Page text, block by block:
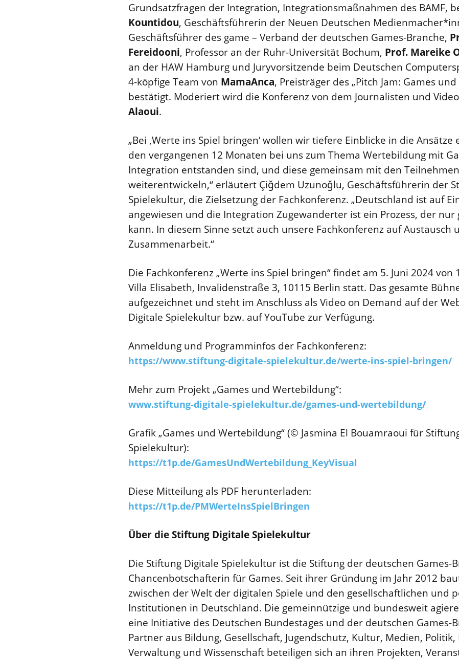
Grundsatzfragen der Integration, Integrationsmaßnahmen des BAMF,
Kountidou, Geschäftsführerin der Neuen Deutschen
Geschäftsführer des game – Verband der deutschen Games-Branche,
Fereidooni, Professor an der Ruhr-Universität Bochum, Prof. Mareike
an der HAW Hamburg und Juryvorsitzende beim Deutschen
4-köpfige Team von MamaAnca, Preisträger des „Pitch Jam: Games
bestätigt. Moderiert wird die Konferenz von dem Journalisten und
Alaoui.
„Bei ‚Werte ins Spiel bringen‘ wollen wir tiefere Einblicke in die
den vergangenen 12 Monaten bei uns zum Thema Wertebildung mit
Integration entstanden sind, und diese gemeinsam mit den
weiterentwickeln,“ erläutert Çiğdem Uzunoğlu, Geschäftsführerin der
Spielekultur, die Zielsetzung der Fachkonferenz. „Deutschland ist auf
angewiesen und die Integration Zugewanderter ist ein Prozess, der nur
kann. In diesem Sinne setzt auch unsere Fachkonferenz auf Austausch
Zusammenarbeit.“
Die Fachkonferenz „Werte ins Spiel bringen“ findet am 5. Juni 2024 von
Villa Elisabeth, Invalidenstraße 3, 10115 Berlin statt. Das gesamte
aufgezeichnet und steht im Anschluss als Video on Demand auf der
Digitale Spielekultur bzw. auf YouTube zur Verfügung.
Anmeldung und Programminfos der Fachkonferenz:
https://www.stiftung-digitale-spielekultur.de/werte-ins-spiel-bringen/
Mehr zum Projekt „Games und Wertebildung“:
www.stiftung-digitale-spielekultur.de/games-und-wertebildung/
Grafik „Games und Wertebildung“ (© Jasmina El Bouamraoui für
Spielekultur):
https://t1p.de/GamesUndWertebildung_KeyVisual
Diese Mitteilung als PDF herunterladen:
https://t1p.de/PMWerteInsSpielBringen
Über die Stiftung Digitale Spielekultur
Die Stiftung Digitale Spielekultur ist die Stiftung der deutschen Games-
Chancenbotschafterin für Games. Seit ihrer Gründung im Jahr 2012
zwischen der Welt der digitalen Spiele und den gesellschaftlichen und
Institutionen in Deutschland. Die gemeinnützige und bundesweit
eine Initiative des Deutschen Bundestages und der deutschen Games-
Partner aus Bildung, Gesellschaft, Jugendschutz, Kultur, Medien, Politik,
Verwaltung und Wissenschaft beteiligen sich an ihren Projekten,